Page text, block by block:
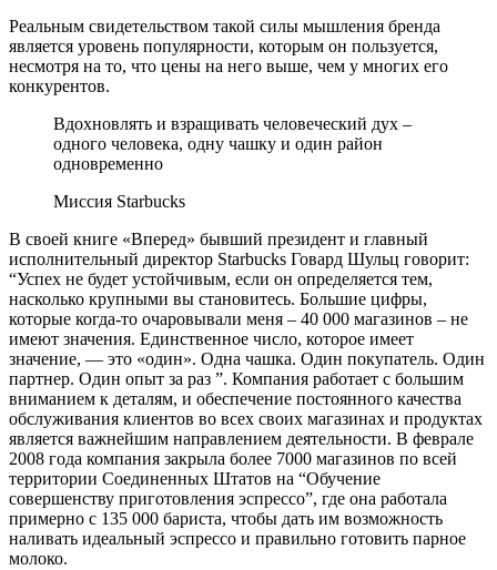
Реальным свидетельством такой силы мышления бренда
является уровень популярности, которым он пользуется,
несмотря на то, что цены на него выше, чем у многих его
конкурентов.
Вдохновлять и взращивать человеческий дух –
одного человека, одну чашку и один район
одновременно
Миссия Starbucks
В своей книге «Вперед» бывший президент и главный
исполнительный директор Starbucks Говард Шульц говорит:
“Успех не будет устойчивым, если он определяется тем,
насколько крупными вы становитесь. Большие цифры,
которые когда-то очаровывали меня – 40 000 магазинов – не
имеют значения. Единственное число, которое имеет
значение, — это «один». Одна чашка. Один покупатель. Один
партнер. Один опыт за раз ”. Компания работает с большим
вниманием к деталям, и обеспечение постоянного качества
обслуживания клиентов во всех своих магазинах и продуктах
является важнейшим направлением деятельности. В феврале
2008 года компания закрыла более 7000 магазинов по всей
территории Соединенных Штатов на “Обучение
совершенству приготовления эспрессо”, где она работала
примерно с 135 000 бариста, чтобы дать им возможность
наливать идеальный эспрессо и правильно готовить парное
молоко.